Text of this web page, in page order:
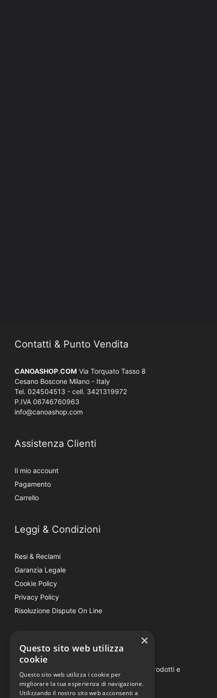
Contatti & Punto Vendita
CANOASHOP.COM Via Torquato Tasso 8
Cesano Boscone Milano - Italy
Tel. 024504513 - cell. 3421319972
P.IVA 06746760963
info@canoashop.com
Assistenza Clienti
Il mio account
Pagamento
Carrello
Leggi & Condizioni
Resi & Reclami
Garanzia Legale
Cookie Policy
Privacy Policy
Risoluzione Dispute On Line
Be Social
Seguici e rimani aggiornato su tutti i nostri prodotti e
iniziative.
×
Questo sito web utilizza
cookie
Questo sito web utilizza i cookie per
migliorare la tua esperienza di navigazione.
Utilizzando il nostro sito web acconsenti a